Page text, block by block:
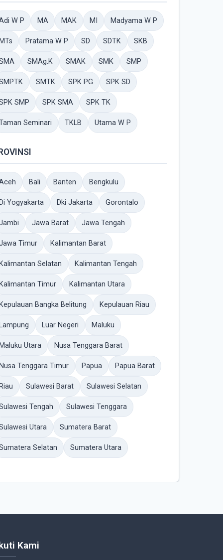
W P MA MAK MI Madyama W P
Pratama W P SD SDTK SKB
SMAg.K SMAK SMK SMP
SMTK SPK PG SPK SD
SMP SPK SMA SPK TK
Seminari TKLB Utama W P
Bali Banten Bengkulu
Yogyakarta Dki Jakarta Gorontalo
Jawa Barat Jawa Tengah
Timur Kalimantan Barat
Selatan Kalimantan Tengah
Timur Kalimantan Utara
Bangka Belitung Kepulauan Riau
Luar Negeri Maluku
Utara Nusa Tenggara Barat
Tenggara Timur Papua Papua Barat
Sulawesi Barat Sulawesi Selatan
Tengah Sulawesi Tenggara
Utara Sumatera Barat
Selatan Sumatera Utara
Kami